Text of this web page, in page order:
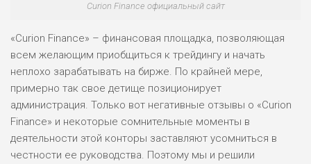
Curion Finance официальный сайт
«Curion Finance» – финансовая площадка, позволяющая
всем желающим приобщиться к трейдингу и начать
неплохо зарабатывать на бирже. По крайней мере,
примерно так свое детище позиционирует
администрация. Только вот негативные отзывы о «Curion
Finance» и некоторые сомнительные моменты в
деятельности этой конторы заставляют усомниться в
честности ее руководства. Поэтому мы и решили